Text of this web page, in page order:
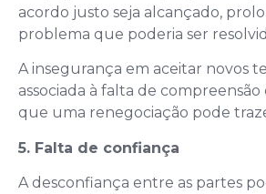
acordo justo seja alcançado,
problema que poderia ser
A insegurança em aceitar novos
associada à falta de
que uma renegociação pode
5. Falta de confiança
A desconfiança entre as partes